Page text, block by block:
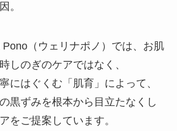
。
（ウェリナポノ）では、お肌
しのぎのケアではなく、
にはぐくむ「肌育」によって、
黒ずみを根本から目立たなくし
をご提案しています。